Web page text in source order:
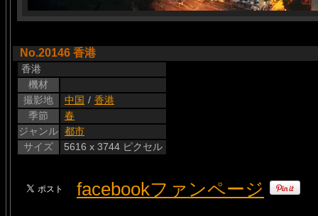
No.20146 香港
香港
機材
撮影地
中国 / 香港
季節
春
ジャンル 都市
サイズ
5616 x 3744 ピクセル
facebookファンページ